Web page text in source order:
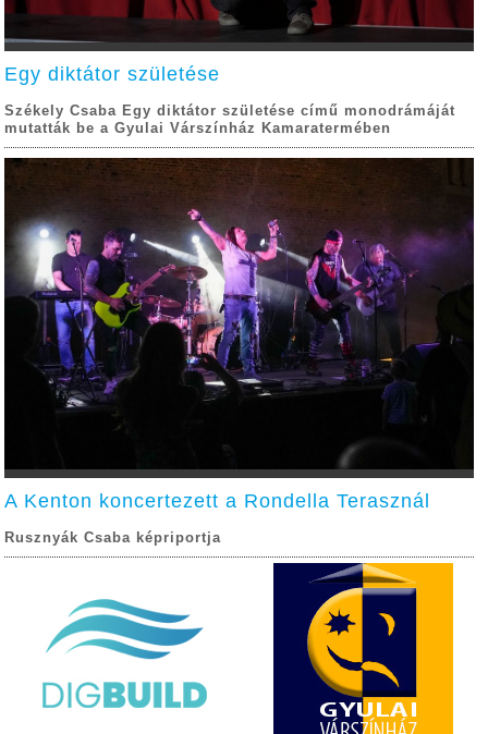
Egy diktátor születése
Székely Csaba Egy diktátor születése című monodrámáját
mutatták be a Gyulai Várszínház Kamaratermében
A Kenton koncertezett a Rondella Terasznál
Rusznyák Csaba képriportja